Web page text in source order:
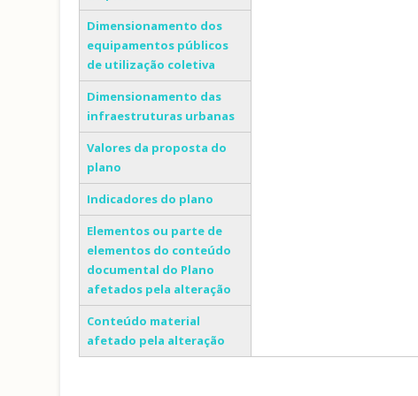
Dimensionamento dos
equipamentos públicos
de utilização coletiva
Dimensionamento das
infraestruturas urbanas
Valores da proposta do
plano
Indicadores do plano
Elementos ou parte de
elementos do conteúdo
documental do Plano
afetados pela alteração
Conteúdo material
afetado pela alteração